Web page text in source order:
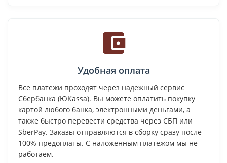
Удобная оплата
Все платежи проходят через надежный сервис
Сбербанка (ЮKassa). Вы можете оплатить покупку
картой любого банка, электронными деньгами, а
также быстро перевести средства через СБП или
SberPay. Заказы отправляются в сборку сразу после
100% предоплаты. С наложенным платежом мы не
работаем.